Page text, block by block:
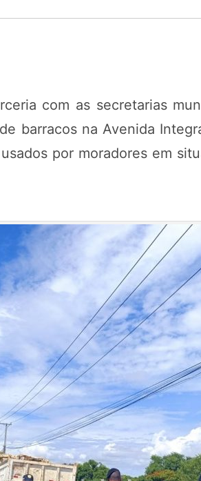
com as secretarias
barracos na Avenida
por moradores em